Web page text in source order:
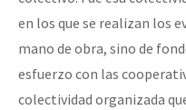
en los que se realizan los
mano de obra, sino de
esfuerzo con las
colectividad organizada